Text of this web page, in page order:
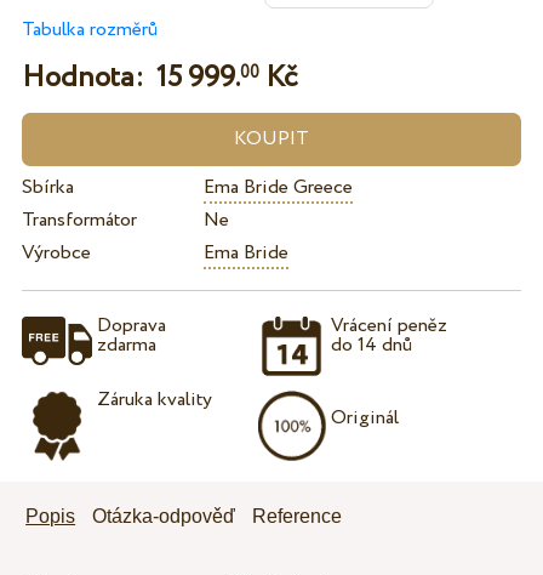
Tabulka rozměrů
Hodnota: 15 999.00Kč
Sbírka
Ema Bride Greece
Transformátor
Ne
Výrobce
Ema Bride
Doprava
zdarma
Záruka kvality
Vrácení peněz
do 14 dnů
Originál
Popis Otázka-odpověď Reference